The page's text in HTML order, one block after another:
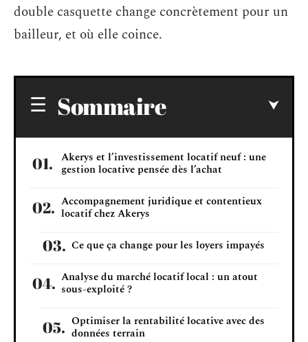
double casquette change concrètement pour un
bailleur, et où elle coince.
Sommaire
Akerys et l’investissement locatif neuf : une
gestion locative pensée dès l’achat
Accompagnement juridique et contentieux
locatif chez Akerys
Ce que ça change pour les loyers impayés
Analyse du marché locatif local : un atout
sous-exploité ?
Optimiser la rentabilité locative avec des
données terrain